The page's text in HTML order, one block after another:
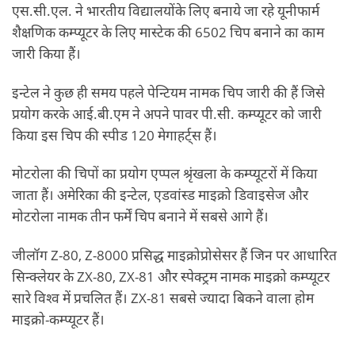
एस.सी.एल. ने भारतीय विद्यालयोंके लिए बनाये जा रहे यूनीफार्म
शैक्षणिक कम्‍प्‍यूटर के लिए मास्‍टेक की 6502 चिप बनाने का काम
जारी किया हैं।
इन्‍टेल ने कुछ ही समय पहले पेन्टियम नामक चिप जारी की हैं जिसे
प्रयोग करके आई.बी.एम ने अपने पावर पी.सी. कम्‍प्‍यूटर को जारी
किया इस चिप की स्‍पीड 120 मेगाहर्ट्स हैं।
मोटरोला की चिपों का प्रयोग एप्‍पल श्रृंखला के कम्‍प्‍यूटरों में किया
जाता हैं। अमेरिका की इन्‍टेल, एडवांस्‍ड माइक्रो डिवाइसेज और
मोटरोला नामक तीन फर्में चिप बनाने में सबसे आगे हैं।
जीलॉग Z-80, Z-8000 प्रसिद्ध माइक्रोप्रोसेसर हैं जिन पर आधारित
सिन्‍क्‍लेयर के ZX-80, ZX-81 और स्‍पेक्‍ट्रम नामक माइक्रो कम्‍प्‍यूटर
सारे विश्‍व में प्रचलित हैं। ZX-81 सबसे ज्‍यादा बिकने वाला होम
माइक्रो-कम्‍प्‍यूटर हैं।